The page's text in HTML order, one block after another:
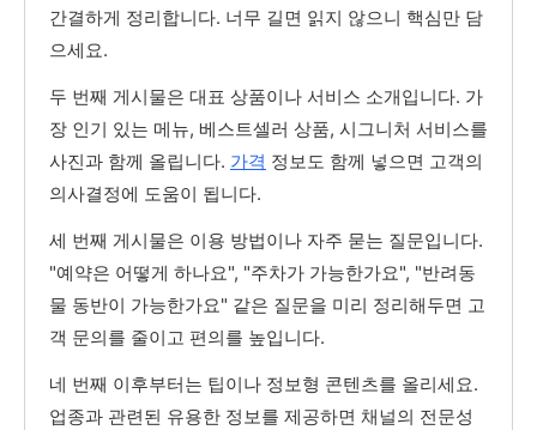
간결하게 정리합니다. 너무 길면 읽지 않으니 핵심만 담
으세요.
두 번째 게시물은 대표 상품이나 서비스 소개입니다. 가
장 인기 있는 메뉴, 베스트셀러 상품, 시그니처 서비스를
사진과 함께 올립니다. 가격 정보도 함께 넣으면 고객의
의사결정에 도움이 됩니다.
세 번째 게시물은 이용 방법이나 자주 묻는 질문입니다.
"예약은 어떻게 하나요", "주차가 가능한가요", "반려동
물 동반이 가능한가요" 같은 질문을 미리 정리해두면 고
객 문의를 줄이고 편의를 높입니다.
네 번째 이후부터는 팁이나 정보형 콘텐츠를 올리세요.
업종과 관련된 유용한 정보를 제공하면 채널의 전문성